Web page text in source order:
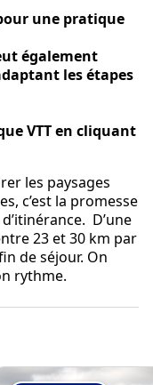
une pratique
également
les étapes
VTT en cliquant
les paysages
c’est la promesse
D’une
23 et 30 km par
de séjour. On
rythme.